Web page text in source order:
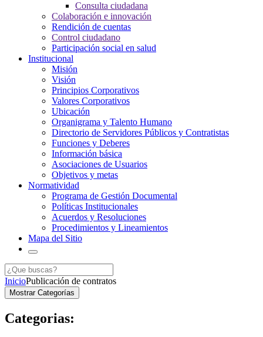
Consulta ciudadana
Colaboración e innovación
Rendición de cuentas
Control ciudadano
Participación social en salud
Institucional
Misión
Visión
Principios Corporativos
Valores Corporativos
Ubicación
Organigrama y Talento Humano
Directorio de Servidores Públicos y Contratistas
Funciones y Deberes
Información básica
Asociaciones de Usuarios
Objetivos y metas
Normatividad
Programa de Gestión Documental
Políticas Institucionales
Acuerdos y Resoluciones
Procedimientos y Lineamientos
Mapa del Sitio
InicioPublicación de contratos
Mostrar Categorías
Categorias: